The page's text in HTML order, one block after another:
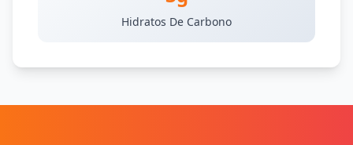
Hidratos De Carbono